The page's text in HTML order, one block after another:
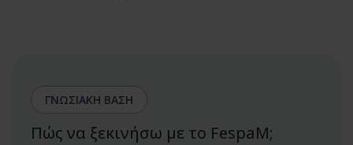
ΓΝΩΣΙΑΚΗ ΒΑΣΗ
Πώς να ξεκινήσω με το FespaM;